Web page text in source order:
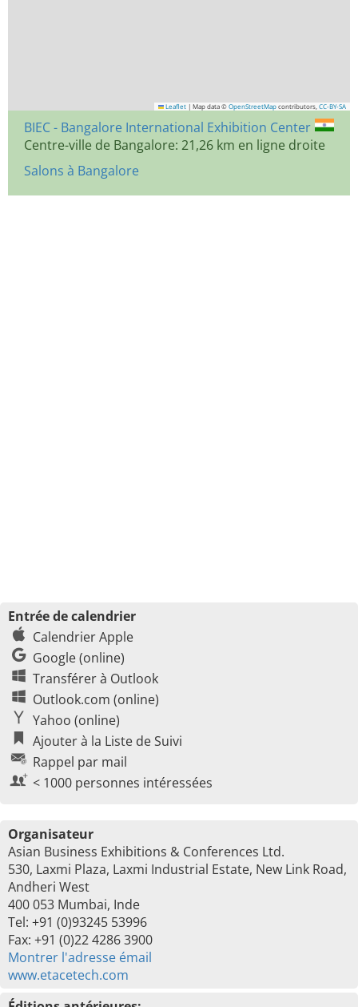
Leaflet | Map data © OpenStreetMap contributors, CC-BY-SA
BIEC - Bangalore International Exhibition Center
Centre-ville de Bangalore: 21,26 km en ligne droite
Salons à Bangalore
Entrée de calendrier
Calendrier Apple
Google (online)
Transférer à Outlook
Outlook.com (online)
Yahoo (online)
Ajouter à la Liste de Suivi
Rappel par mail
< 1000 personnes intéressées
Organisateur
Asian Business Exhibitions & Conferences Ltd.
530, Laxmi Plaza, Laxmi Industrial Estate, New Link Road,
Andheri West
400 053 Mumbai, Inde
Tel: +91 (0)93245 53996
Fax: +91 (0)22 4286 3900
Montrer l'adresse émail
www.etacetech.com